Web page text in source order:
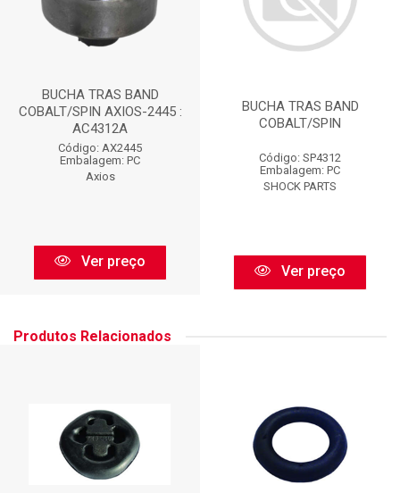
BUCHA TRAS BAND
COBALT/SPIN AXIOS-2445 :
AC4312A
Código: AX2445
Embalagem: PC
Axios
Ver preço
BUCHA TRAS BAND
COBALT/SPIN
Código: SP4312
Embalagem: PC
SHOCK PARTS
Ver preço
Produtos Relacionados